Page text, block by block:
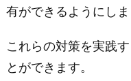
有ができるようにしま
これらの対策を実践
とができます。